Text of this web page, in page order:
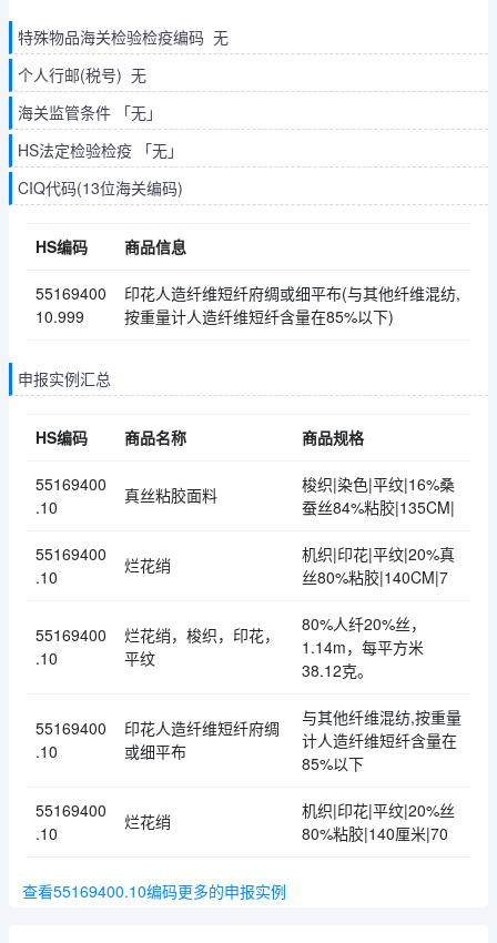
特殊物品海关检验检疫编码 无
个人行邮(税号) 无
海关监管条件 「无」
HS法定检验检疫 「无」
CIQ代码(13位海关编码)
HS编码 商品信息
55169400
10.999
印花人造纤维短纤府绸或细平布(与其他纤维混纺,
按重量计人造纤维短纤含量在85%以下)
申报实例汇总
HS编码 商品名称 商品规格
55169400
.10
真丝粘胶面料
梭织|染色|平纹|16%桑
蚕丝84%粘胶|135CM|
55169400
.10
烂花绡
机织|印花|平纹|20%真
丝80%粘胶|140CM|7
55169400
.10
烂花绡，梭织，印花，
平纹
80%人纤20%丝，
1.14m，每平方米
38.12克。
55169400
.10
印花人造纤维短纤府绸
或细平布
与其他纤维混纺,按重量
计人造纤维短纤含量在
85%以下
55169400
.10
烂花绡
机织|印花|平纹|20%丝
80%粘胶|140厘米|70
查看55169400.10编码更多的申报实例